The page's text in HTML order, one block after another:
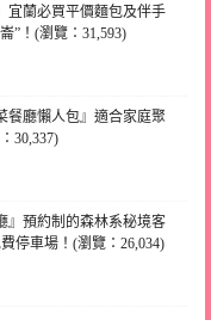
宜蘭必買平價麵包及伴手
”！(瀏覽：31,593)
餐廳懶人包』適合家庭聚
30,337)
』預約制的森林系秘境客
停車場！(瀏覽：26,034)